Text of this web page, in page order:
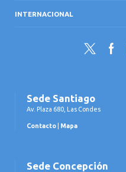
INTERNACIONAL
Twitter
Sede Santiago
Av. Plaza 680, Las Condes
Contacto Mapa
Sede Concepción